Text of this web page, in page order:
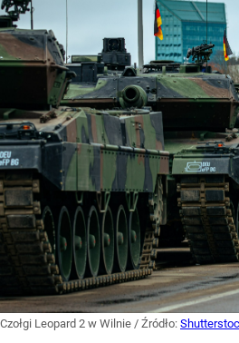
Czołgi Leopard 2 w Wilnie / Źródło: